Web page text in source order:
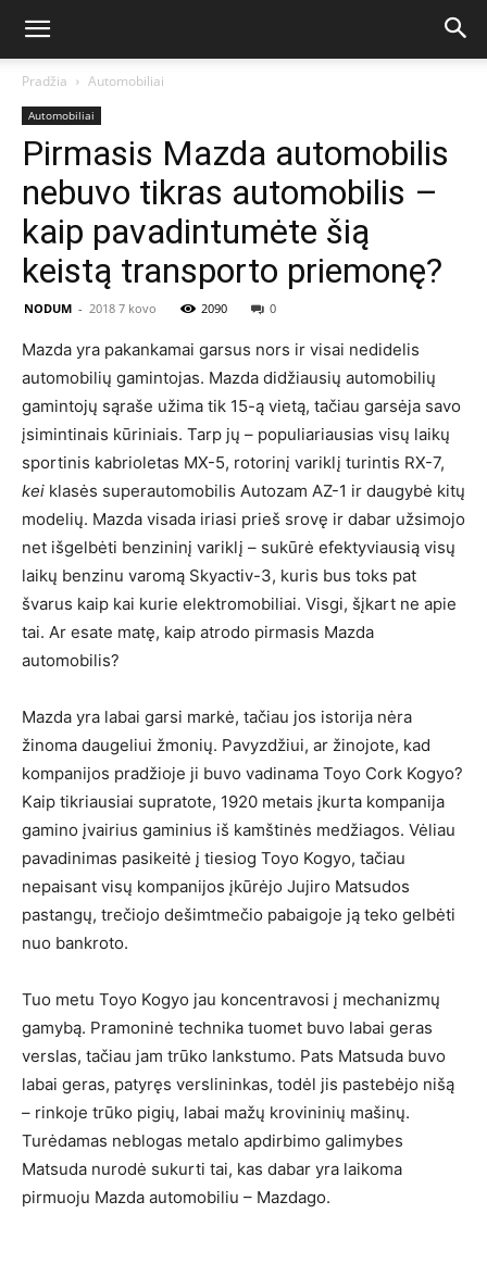
Pradžia Automobiliai
Automobiliai
Pirmasis Mazda automobilis
nebuvo tikras automobilis –
kaip pavadintumėte šią
keistą transporto priemonę?
NODUM - 2018 7 kovo 2090 0
Mazda yra pakankamai garsus nors ir visai nedidelis
automobilių gamintojas. Mazda didžiausių automobilių
gamintojų sąraše užima tik 15-ą vietą, tačiau garsėja savo
įsimintinais kūriniais. Tarp jų – populiariausias visų laikų
sportinis kabrioletas MX-5, rotorinį variklį turintis RX-7,
kei klasės superautomobilis Autozam AZ-1 ir daugybė kitų
modelių. Mazda visada iriasi prieš srovę ir dabar užsimojo
net išgelbėti benzininį variklį – sukūrė efektyviausią visų
laikų benzinu varomą Skyactiv-3, kuris bus toks pat
švarus kaip kai kurie elektromobiliai. Visgi, šįkart ne apie
tai. Ar esate matę, kaip atrodo pirmasis Mazda
automobilis?
Mazda yra labai garsi markė, tačiau jos istorija nėra
žinoma daugeliui žmonių. Pavyzdžiui, ar žinojote, kad
kompanijos pradžioje ji buvo vadinama Toyo Cork Kogyo?
Kaip tikriausiai supratote, 1920 metais įkurta kompanija
gamino įvairius gaminius iš kamštinės medžiagos. Vėliau
pavadinimas pasikeitė į tiesiog Toyo Kogyo, tačiau
nepaisant visų kompanijos įkūrėjo Jujiro Matsudos
pastangų, trečiojo dešimtmečio pabaigoje ją teko gelbėti
nuo bankroto.
Tuo metu Toyo Kogyo jau koncentravosi į mechanizmų
gamybą. Pramoninė technika tuomet buvo labai geras
verslas, tačiau jam trūko lankstumo. Pats Matsuda buvo
labai geras, patyręs verslininkas, todėl jis pastebėjo nišą
– rinkoje trūko pigių, labai mažų krovininių mašinų.
Turėdamas neblogas metalo apdirbimo galimybes
Matsuda nurodė sukurti tai, kas dabar yra laikoma
pirmuoju Mazda automobiliu – Mazdago.